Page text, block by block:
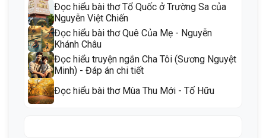
Đọc hiểu bài thơ Tổ Quốc ở Trường Sa của
Nguyễn Việt Chiến
Đọc hiểu bài thơ Quê Của Mẹ - Nguyễn
Khánh Châu
Đọc hiểu truyện ngắn Cha Tôi (Sương Nguyệt
Minh) - Đáp án chi tiết
Đọc hiểu bài thơ Mùa Thu Mới - Tố Hữu